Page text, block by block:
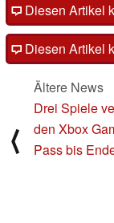
Diesen Artikel
Diesen Artikel
⟨
Ältere News
Drei Spiele
den Xbox
Pass bis